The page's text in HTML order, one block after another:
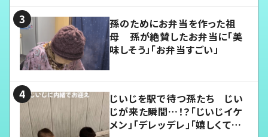
孫のためにお弁当を作った祖
母 孫が絶賛したお弁当に「美
味しそう」「お弁当すごい」
じいじを駅で待つ孫たち じい
じが来た瞬間…！？「じいじイケ
メン」「デレッデレ」「嬉しくて可